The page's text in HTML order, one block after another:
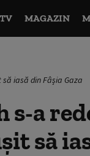
TV MAGAZIN
iasă din Fâșia Gaza
s-a
să